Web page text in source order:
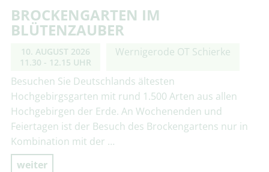
BROCKENGARTEN IM
BLÜTENZAUBER
10. AUGUST 2026
11.30 - 12.15 UHR
Wernigerode OT Schierke
Besuchen Sie Deutschlands ältesten
Hochgebirgsgarten mit rund 1.500 Arten aus allen
Hochgebirgen der Erde. An Wochenenden und
Feiertagen ist der Besuch des Brockengartens nur in
Kombination mit der …
weiter